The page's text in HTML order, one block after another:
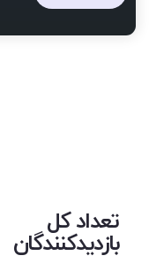
تعداد کل
بازدیدکنندگان